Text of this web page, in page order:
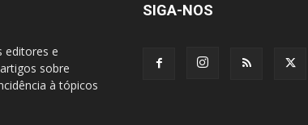
editores e
sobre
à tópicos
SIGA-NOS